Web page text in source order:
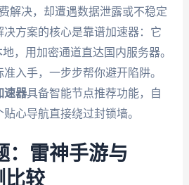
解决，却遭遇数据泄露或不稳定
方案的核心是靠谱加速器：它
，用加密通道直达国内服务器。
入手，一步步帮你避开陷阱。
速器具备智能节点推荐功能，自
心导航直接绕过封锁墙。
：雷神手游与
比较